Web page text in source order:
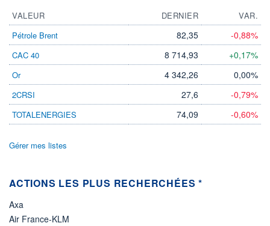
72,080 69,590
244 872
VALORISATION
4 073 MUSD BOURSIÈRE
4 099 MUSD
120,910
LIMITE À LA
0,000
RENDEMENT
4,04%
PER ESTIMÉ
07.08.26 / 21:59:59
VALEUR DERNIER
VAR.
Pétrole Brent
82,35 -0,88%
CAC 40 8 714,93 +0,17%
Or 4 342,26 0,00%
2CRSI 27,6 -0,79%
TOTALENERGIES 74,09 -0,60%
Gérer mes listes
ACTIONS LES PLUS RECHERCHÉES *
Axa
Air France-KLM